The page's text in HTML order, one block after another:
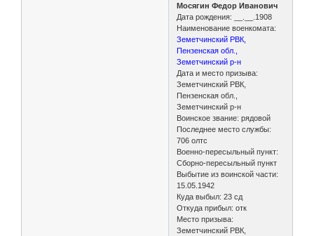
Мосягин Федор Иванович
Дата рождения: __.__.1908
Наименование военкомата:
Земетчинский РВК,
Пензенская обл.,
Земетчинский р-н
Дата и место призыва:
Земетчинский РВК,
Пензенская обл.,
Земетчинский р-н
Воинское звание: рядовой
Последнее место службы:
706 олтс
Военно-пересыльный пункт:
Сборно-пересыльный пункт
Выбытие из воинской части:
15.05.1942
Куда выбыл: 23 сд
Откуда прибыл: отк
Место призыва:
Земетчинский РВК,